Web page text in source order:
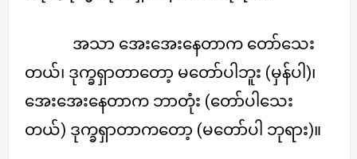
အသာ အေးအေးနေတာက တော်သေး
တယ်၊ ဒုက္ခရှာတာတော့ မတော်ပါဘူး (မှန်ပါ)၊
အေးအေးနေတာက ဘာတုံး (တော်ပါသေး
တယ်) ဒုက္ခရှာတာကတော့ (မတော်ပါ ဘုရား)။